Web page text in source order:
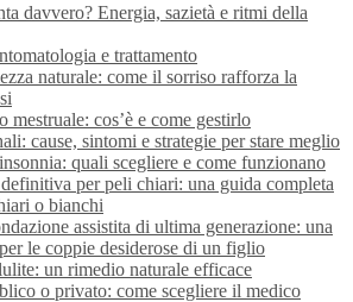
davvero? Energia, sazietà e ritmi della
e trattamento
naturale: come il sorriso rafforza la
mestruale: cos’è e come gestirlo
cause, sintomi e strategie per stare meglio
quali scegliere e come funzionano
per peli chiari: una guida completa
o bianchi
assistita di ultima generazione: una
le coppie desiderose di un figlio
un rimedio naturale efficace
o privato: come scegliere il medico